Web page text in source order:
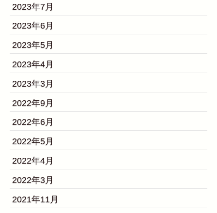
2023年7月
2023年6月
2023年5月
2023年4月
2023年3月
2022年9月
2022年6月
2022年5月
2022年4月
2022年3月
2021年11月